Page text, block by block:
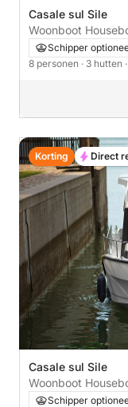
Casale sul Sile
Schipper
8 personen · 3 hutten
Casale sul Sile
Woonboot
Schipper
Korting Direct